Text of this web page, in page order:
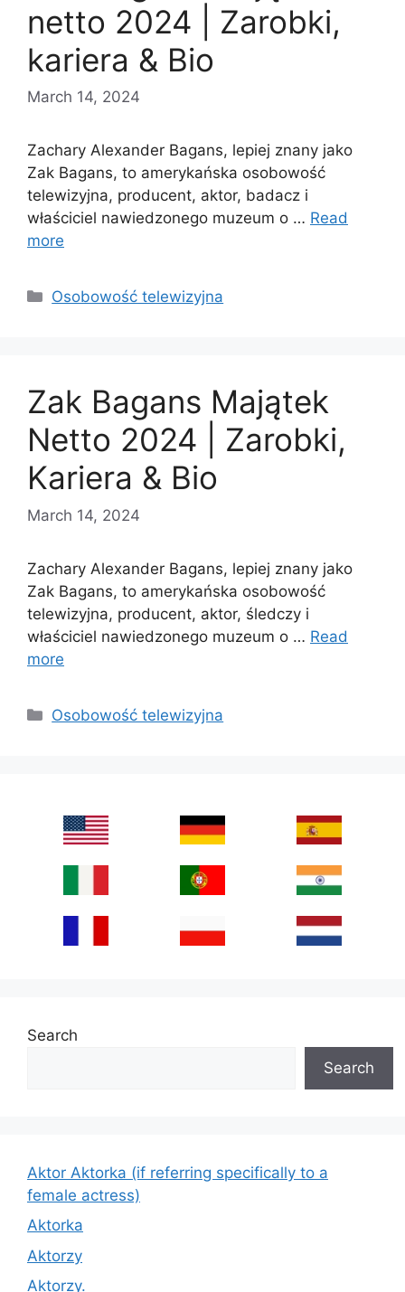
netto 2024 | Zarobki,
kariera & Bio
March 14, 2024
Zachary Alexander Bagans, lepiej znany jako
Zak Bagans, to amerykańska osobowość
telewizyjna, producent, aktor, badacz i
właściciel nawiedzonego muzeum o … Read
more
Categories
Osobowość telewizyjna
Zak Bagans Majątek
Netto 2024 | Zarobki,
Kariera & Bio
March 14, 2024
Zachary Alexander Bagans, lepiej znany jako
Zak Bagans, to amerykańska osobowość
telewizyjna, producent, aktor, śledczy i
właściciel nawiedzonego muzeum o … Read
more
Categories
Osobowość telewizyjna
Search
Search
Aktor Aktorka (if referring specifically to a
female actress)
Aktorka
Aktorzy
Aktorzy.